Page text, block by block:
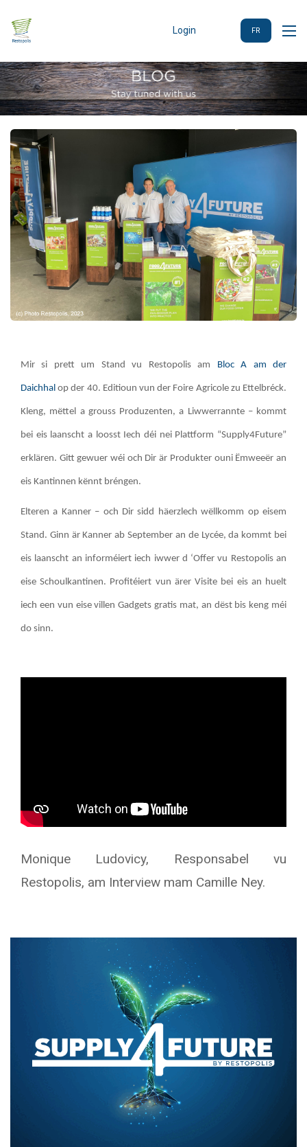
Login FR
Mir si prett um Stand vu Restopolis am Bloc A am der
Daichhal op der 40. Editioun vun der Foire Agricole zu Ettelbréck.
Kleng, mëttel a grouss Produzenten, a Liwwerrannte – kommt
bei eis laanscht a loosst Iech déi nei Plattform “Supply4Future”
erklären. Gitt gewuer wéi och Dir är Produkter ouni Ëmweeër an
eis Kantinnen kënnt bréngen.
Elteren a Kanner – och Dir sidd häerzlech wëllkomm op eisem
Stand. Ginn är Kanner ab September an de Lycée, da kommt bei
eis laanscht an informéiert iech iwwer d ‘Offer vu Restopolis an
eise Schoulkantinen. Profitéiert vun ärer Visite bei eis an huelt
iech een vun eise villen Gadgets gratis mat, an dëst bis keng méi
do sinn.
Monique Ludovicy, Responsabel vu
Restopolis, am Interview mam Camille Ney.